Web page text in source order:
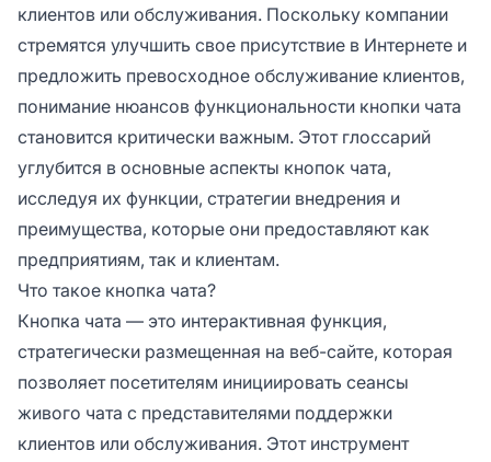
клиентов или обслуживания. Поскольку компании
стремятся улучшить свое присутствие в Интернете и
предложить превосходное обслуживание клиентов,
понимание нюансов функциональности кнопки чата
становится критически важным. Этот глоссарий
углубится в основные аспекты кнопок чата,
исследуя их функции, стратегии внедрения и
преимущества, которые они предоставляют как
предприятиям, так и клиентам.
Что такое кнопка чата?
Кнопка чата — это интерактивная функция,
стратегически размещенная на веб-сайте, которая
позволяет посетителям инициировать сеансы
живого чата с представителями поддержки
клиентов или обслуживания. Этот инструмент